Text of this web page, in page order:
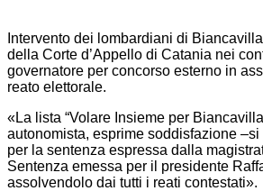
Intervento dei lombardiani di
della Corte d’Appello di Catania nei
governatore per concorso esterno in
reato elettorale.
«La lista “Volare Insieme per
autonomista, esprime soddisfazione
per la sentenza espressa dalla
Sentenza emessa per il presidente
assolvendolo dai tutti i reati contestati».